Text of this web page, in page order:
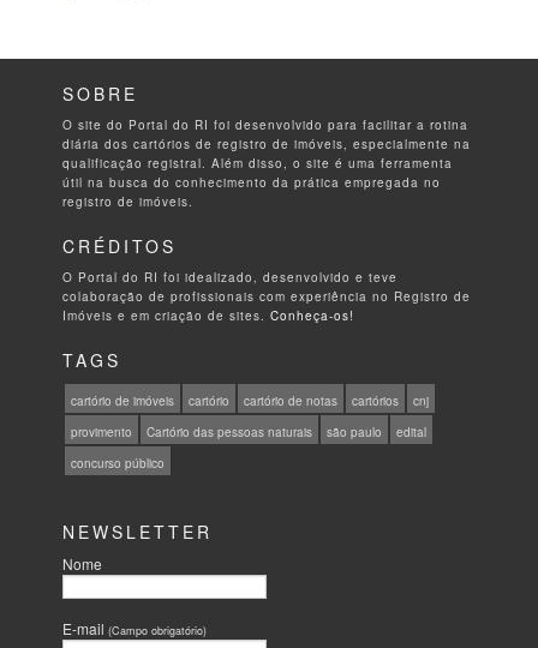
SOBRE
O site do Portal do RI foi desenvolvido para facilitar a rotina
diária dos cartórios de registro de imóveis, especialmente na
qualificação registral. Além disso, o site é uma ferramenta
útil na busca do conhecimento da prática empregada no
registro de imóveis.
CRÉDITOS
O Portal do RI foi idealizado, desenvolvido e teve
colaboração de profissionais com experiência no Registro de
Imóveis e em criação de sites.Conheça-os!
TAGS
cartório de imóveis cartório cartório de notas cartórios
cnj
provimento
Cartório das pessoas naturais são paulo
edital
concurso público
NEWSLETTER
Nome
E-mail(Campo obrigatório)